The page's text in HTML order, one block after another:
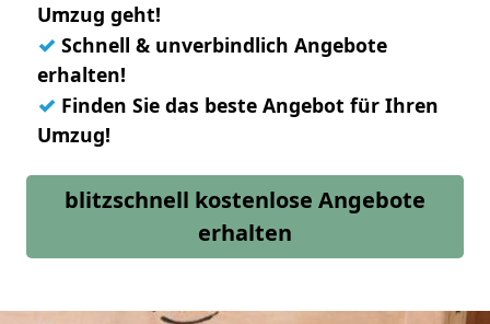
Umzug geht!
✓ Schnell & unverbindlich Angebote
erhalten!
✓ Finden Sie das beste Angebot für Ihren
Umzug!
blitzschnell kostenlose Angebote
erhalten